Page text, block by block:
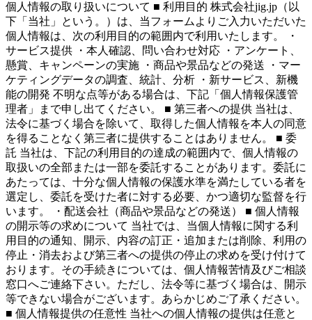
個人情報の取り扱いについて ■ 利用目的 株式会社jig.jp（以
下「当社」という。）は、当フォームよりご入力いただいた
個人情報は、次の利用目的の範囲内で利用いたします。 ・
サービス提供 ・本人確認、問い合わせ対応 ・アンケート、
懸賞、キャンペーンの実施 ・商品や景品などの発送 ・マー
ケティングデータの調査、統計、分析 ・新サービス、新機
能の開発 不明な点等がある場合は、下記「個人情報保護管
理者」まで申し出てください。 ■ 第三者への提供 当社は、
法令に基づく場合を除いて、取得した個人情報を本人の同意
を得ることなく第三者に提供することはありません。 ■ 委
託 当社は、下記の利用目的の達成の範囲内で、個人情報の
取扱いの全部または一部を委託することがあります。委託に
あたっては、十分な個人情報の保護水準を満たしている者を
選定し、委託を受けた者に対する必要、かつ適切な監督を行
います。 ・配送会社（商品や景品などの発送） ■ 個人情報
の開示等の求めについて 当社では、当個人情報に関する利
用目的の通知、開示、内容の訂正・追加または削除、利用の
停止・消去および第三者への提供の停止の求めを受け付けて
おります。その手続きについては、個人情報苦情及びご相談
窓口へご連絡下さい。ただし、法令等に基づく場合は、開示
等できない場合がございます。あらかじめご了承ください。
■ 個人情報提供の任意性 当社への個人情報の提供は任意と